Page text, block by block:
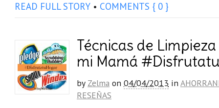
READ FULL STORY • COMMENTS { 0 }
Técnicas de
mi Mamá
by Zelma on 04/04/2013 in
RESEÑAS